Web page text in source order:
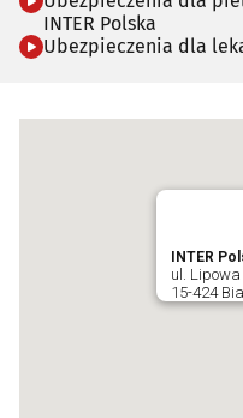
INTER Polska
Ubezpieczenia dla
INTER
ul. Lipowa
15-424